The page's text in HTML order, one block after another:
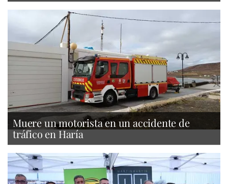
Muere un motorista en un accidente de
tráfico en Haría